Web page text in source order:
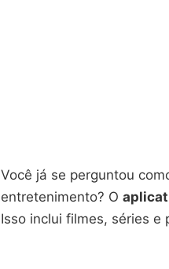
Você já se perguntou
entretenimento? O
Isso inclui filmes, séries e